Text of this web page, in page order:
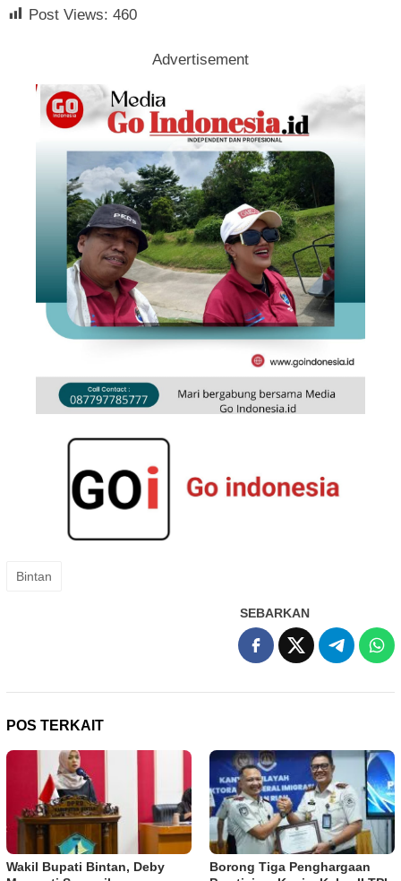
Post Views: 460
Advertisement
Bintan
SEBARKAN
POS TERKAIT
Wakil Bupati Bintan, Deby
Borong Tiga Penghargaan